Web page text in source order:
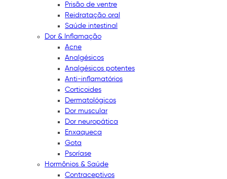
Prisão de ventre
Reidratação oral
Saúde intestinal
Dor & Inflamação
Acne
Analgésicos
Analgésicos potentes
Anti-inflamatórios
Corticoides
Dermatológicos
Dor muscular
Dor neuropática
Enxaqueca
Gota
Psoríase
Hormônios & Saúde
Contraceptivos